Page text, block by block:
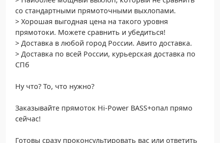
со стандартными прямоточными выхлопами.
> Хорошая выгодная цена на такого уровня
прямотоки. Можете сравнить и убедиться!
> Доставка в любой город России. Авито доставка.
> Доставка по всей России, курьерская доставка по
СПб
Ну что? То, что нужно?
Заказывайте прямоток Hi-Power BASS+опал прямо
сейчас!
Готовы сразу проконсультировать вас или ответить